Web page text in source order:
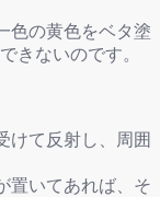
色の黄色をベタ塗
きないのです。
けて反射し、周囲
置いてあれば、そ